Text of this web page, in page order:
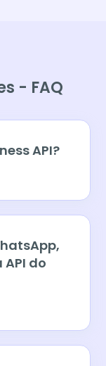
- FAQ
API?
do